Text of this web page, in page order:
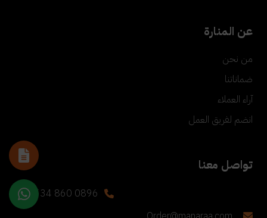
عن المنارة
من نحن
ضماناتنا
آراء العملاء
انضم لفريق العمل
تواصل معنا
+90 534 860 0896